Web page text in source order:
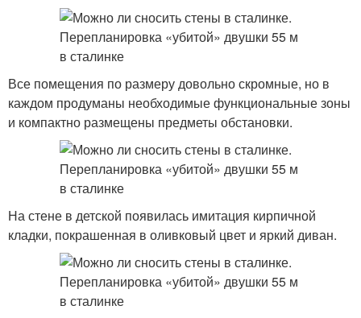
Все помещения по размеру довольно скромные, но в
каждом продуманы необходимые функциональные зоны
и компактно размещены предметы обстановки.
На стене в детской появилась имитация кирпичной
кладки, покрашенная в оливковый цвет и яркий диван.